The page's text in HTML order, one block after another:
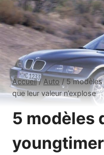
Accueil / Auto / 5
que leur valeur n’explose
5 modèles